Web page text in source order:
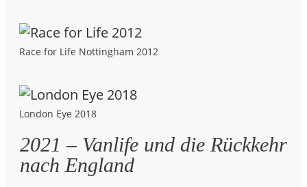
Race for Life Nottingham 2012
London Eye 2018
2021 – Vanlife und die Rückkehr
nach England